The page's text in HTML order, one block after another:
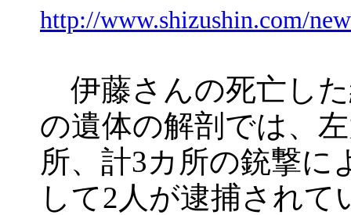
http://www.shizushin.com/
伊藤さんの死亡し
の遺体の解剖では、
所、計3カ所の銃撃
して2人が逮捕され